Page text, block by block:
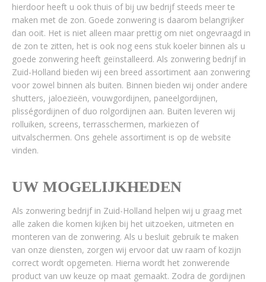
hierdoor heeft u ook thuis of bij uw bedrijf steeds meer te
maken met de zon. Goede zonwering is daarom belangrijker
dan ooit. Het is niet alleen maar prettig om niet ongevraagd in
de zon te zitten, het is ook nog eens stuk koeler binnen als u
goede zonwering heeft geïnstalleerd. Als zonwering bedrijf in
Zuid-Holland bieden wij een breed assortiment aan zonwering
voor zowel binnen als buiten. Binnen bieden wij onder andere
shutters, jaloezieën, vouwgordijnen, paneelgordijnen,
plisségordijnen of duo rolgordijnen aan. Buiten leveren wij
rolluiken, screens, terrasschermen, markiezen of
uitvalschermen. Ons gehele assortiment is op de website
vinden.
UW MOGELIJKHEDEN
Als zonwering bedrijf in Zuid-Holland helpen wij u graag met
alle zaken die komen kijken bij het uitzoeken, uitmeten en
monteren van de zonwering. Als u besluit gebruik te maken
van onze diensten, zorgen wij ervoor dat uw raam of kozijn
correct wordt opgemeten. Hierna wordt het zonwerende
product van uw keuze op maat gemaakt. Zodra de gordijnen